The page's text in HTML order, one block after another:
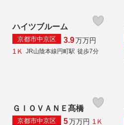
ハイツブルーム
京都市中京区 3.9万万円
1Ｋ
JR山陰本線円町駅 徒歩7分
ＧＩＯＶＡＮＥ髙橋
京都市中京区 5万万円 1Ｋ